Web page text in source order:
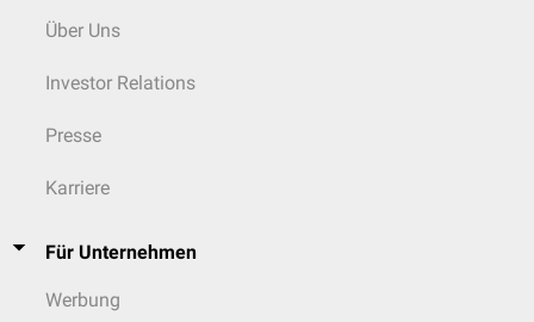
Über Uns
Investor Relations
Presse
Karriere
Für Unternehmen
Werbung